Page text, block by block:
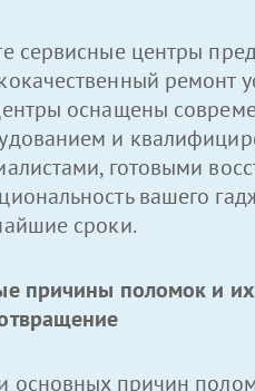
сервисные центры
ремонт
оснащены
и
готовыми
вашего
сроки.
причины поломок и их
основных причин